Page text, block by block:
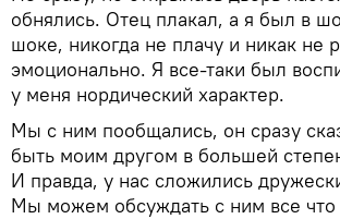
обнялись. Отец плакал, а я был в
шоке, никогда не плачу и никак не
эмоционально. Я все-таки был
у меня нордический характер.
Мы с ним пообщались, он сразу
быть моим другом в большей
И правда, у нас сложились
Мы можем обсуждать с ним все что